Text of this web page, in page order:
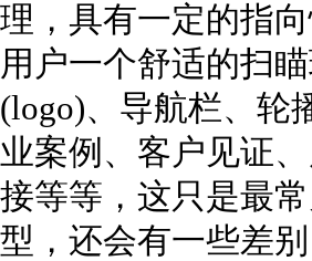
理，具有一定的指
用户一个舒适的扫
(logo)、导航栏、轮
业案例、客户见证
接等等，这只是最
型，还会有一些差